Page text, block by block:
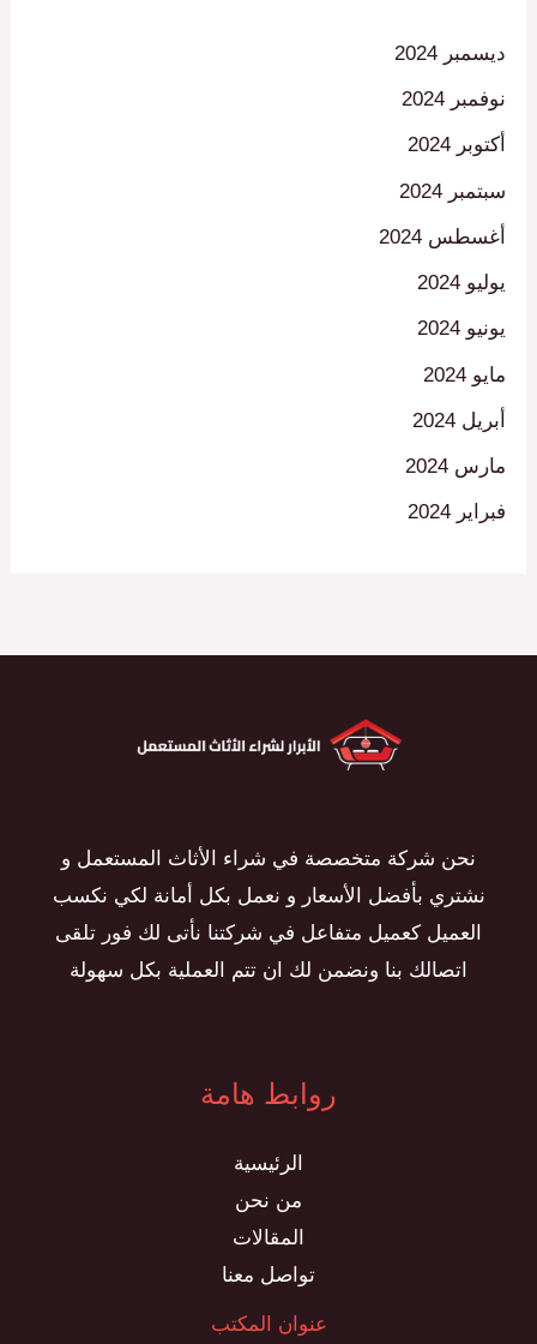
ديسمبر 2024
نوفمبر 2024
أكتوبر 2024
سبتمبر 2024
أغسطس 2024
يوليو 2024
يونيو 2024
مايو 2024
أبريل 2024
مارس 2024
فبراير 2024
نحن شركة متخصصة في شراء الأثاث المستعمل و
نشتري بأفضل الأسعار و نعمل بكل أمانة لكي نكسب
العميل كعميل متفاعل في شركتنا نأتى لك فور تلقى
اتصالك بنا ونضمن لك ان تتم العملية بكل سهولة
روابط هامة
الرئيسية
من نحن
المقالات
تواصل معنا
عنوان المكتب